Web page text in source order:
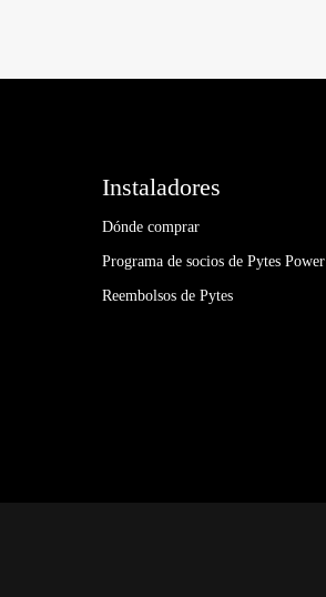
Instaladores
Dónde comprar
Programa de socios de Pytes Power
Reembolsos de Pytes